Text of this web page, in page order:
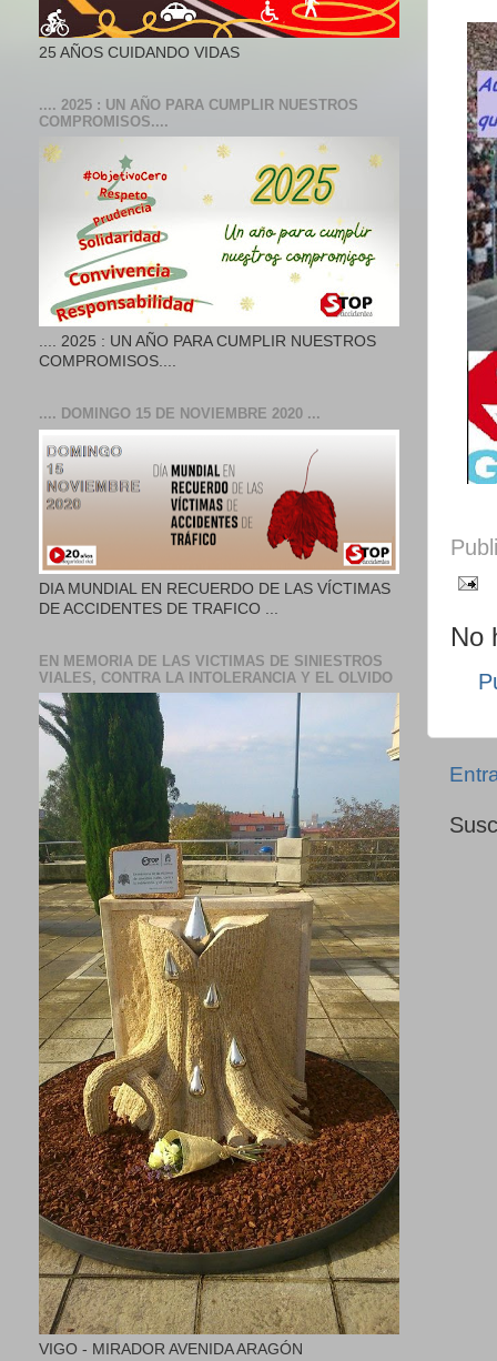
No
25 AÑOS CUIDANDO VIDAS
.... 2025 : UN AÑO PARA CUMPLIR NUESTROS
COMPROMISOS....
.... 2025 : UN AÑO PARA CUMPLIR NUESTROS
COMPROMISOS....
.... DOMINGO 15 DE NOVIEMBRE 2020 ...
DIA MUNDIAL EN RECUERDO DE LAS VÍCTIMAS
DE ACCIDENTES DE TRAFICO ...
EN MEMORIA DE LAS VICTIMAS DE SINIESTROS
VIALES, CONTRA LA INTOLERANCIA Y EL OLVIDO
VIGO - MIRADOR AVENIDA ARAGÓN